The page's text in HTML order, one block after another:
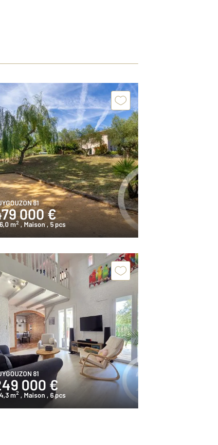
81
000 €
m2 , Maison , 5 pcs
81
000 €
m2 , Maison , 6 pcs